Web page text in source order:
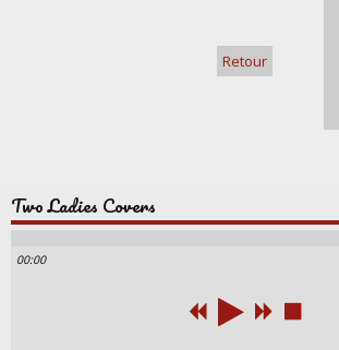
Retour
Two Ladies Covers
00:00